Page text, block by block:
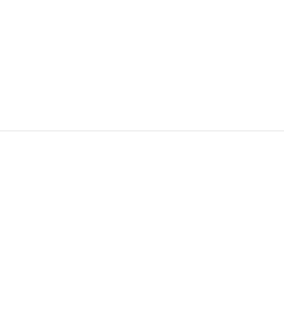
stock
de retour en stock